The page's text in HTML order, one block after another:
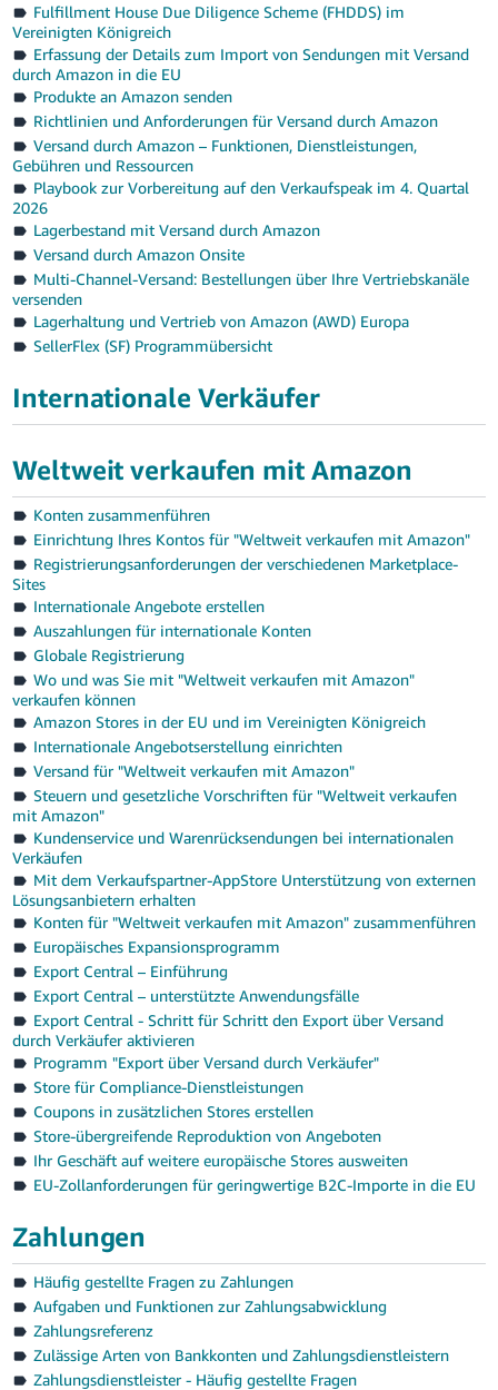
Fulfillment House Due Diligence Scheme (FHDDS) im
Vereinigten Königreich
Erfassung der Details zum Import von Sendungen mit Versand
durch Amazon in die EU
Produkte an Amazon senden
Richtlinien und Anforderungen für Versand durch Amazon
Versand durch Amazon – Funktionen, Dienstleistungen,
Gebühren und Ressourcen
Playbook zur Vorbereitung auf den Verkaufspeak im 4. Quartal
2026
Lagerbestand mit Versand durch Amazon
Versand durch Amazon Onsite
Multi-Channel-Versand: Bestellungen über Ihre Vertriebskanäle
versenden
Lagerhaltung und Vertrieb von Amazon (AWD) Europa
SellerFlex (SF) Programmübersicht
Internationale Verkäufer
Weltweit verkaufen mit Amazon
Konten zusammenführen
Einrichtung Ihres Kontos für "Weltweit verkaufen mit Amazon"
Registrierungsanforderungen der verschiedenen Marketplace-
Sites
Internationale Angebote erstellen
Auszahlungen für internationale Konten
Globale Registrierung
Wo und was Sie mit "Weltweit verkaufen mit Amazon"
verkaufen können
Amazon Stores in der EU und im Vereinigten Königreich
Internationale Angebotserstellung einrichten
Versand für "Weltweit verkaufen mit Amazon"
Steuern und gesetzliche Vorschriften für "Weltweit verkaufen
mit Amazon"
Kundenservice und Warenrücksendungen bei internationalen
Verkäufen
Mit dem Verkaufspartner-AppStore Unterstützung von externen
Lösungsanbietern erhalten
Konten für "Weltweit verkaufen mit Amazon" zusammenführen
Europäisches Expansionsprogramm
Export Central – Einführung
Export Central – unterstützte Anwendungsfälle
Export Central - Schritt für Schritt den Export über Versand
durch Verkäufer aktivieren
Programm "Export über Versand durch Verkäufer"
Store für Compliance-Dienstleistungen
Coupons in zusätzlichen Stores erstellen
Store-übergreifende Reproduktion von Angeboten
Ihr Geschäft auf weitere europäische Stores ausweiten
EU-Zollanforderungen für geringwertige B2C-Importe in die EU
Zahlungen
Häufig gestellte Fragen zu Zahlungen
Aufgaben und Funktionen zur Zahlungsabwicklung
Zahlungsreferenz
Zulässige Arten von Bankkonten und Zahlungsdienstleistern
Zahlungsdienstleister - Häufig gestellte Fragen